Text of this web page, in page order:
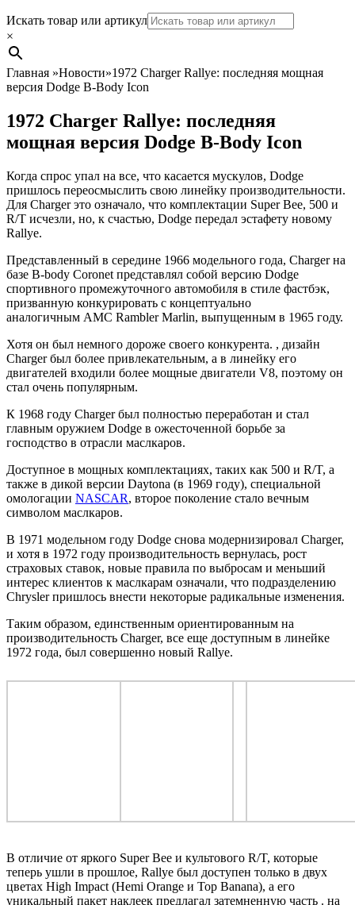
Search
Искать товар или артикул
×
Главная »Новости»1972 Charger Rallye: последняя мощная
версия Dodge B-Body Icon
1972 Charger Rallye: последняя
мощная версия Dodge B-Body Icon
Когда спрос упал на все, что касается мускулов, Dodge
пришлось переосмыслить свою линейку производительности.
Для Charger это означало, что комплектации Super Bee, 500 и
R/T исчезли, но, к счастью, Dodge передал эстафету новому
Rallye.
Представленный в середине 1966 модельного года, Charger на
базе B-body Coronet представлял собой версию Dodge
спортивного промежуточного автомобиля в стиле фастбэк,
призванную конкурировать с концептуально
аналогичным AMC Rambler Marlin, выпущенным в 1965 году.
Хотя он был немного дороже своего конкурента. , дизайн
Charger был более привлекательным, а в линейку его
двигателей входили более мощные двигатели V8, поэтому он
стал очень популярным.
К 1968 году Charger был полностью переработан и стал
главным оружием Dodge в ожесточенной борьбе за
господство в отрасли маслкаров.
Доступное в мощных комплектациях, таких как 500 и R/T, а
также в дикой версии Daytona (в 1969 году), специальной
омологации NASCAR, второе поколение стало вечным
символом маслкаров.
В 1971 модельном году Dodge снова модернизировал Charger,
и хотя в 1972 году производительность вернулась, рост
страховых ставок, новые правила по выбросам и меньший
интерес клиентов к маслкарам означали, что подразделению
Chrysler пришлось внести некоторые радикальные изменения.
Таким образом, единственным ориентированным на
производительность Charger, все еще доступным в линейке
1972 года, был совершенно новый Rallye.
В отличие от яркого Super Bee и культового R/T, которые
теперь ушли в прошлое, Rallye был доступен только в двух
цветах High Impact (Hemi Orange и Top Banana), а его
уникальный пакет наклеек предлагал затемненную часть . на